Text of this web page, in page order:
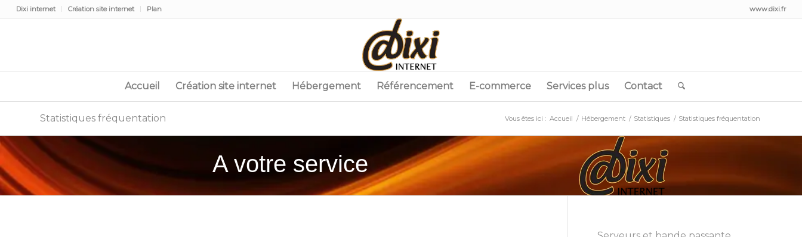
Dixi internet Création site internet Plan www.dixi.fr
Accueil Création site internet Hébergement Référencement E-commerce Services plus Contact
Statistiques fréquentation Vous êtes ici : Accueil / Hébergement / Statistiques / Statistiques fréquentation
A votre service